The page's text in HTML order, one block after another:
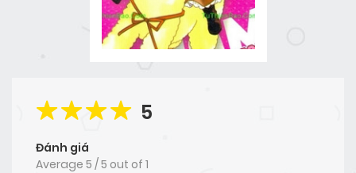
5
Đánh giá
Average 5 /5 out of 1